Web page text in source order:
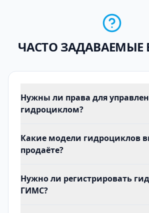
ЧАСТО ЗАДАВАЕМЫЕ
Нужны ли права для
гидроциклом?
Какие модели гидроциклов
продаёте?
Нужно ли регистрировать
ГИМС?